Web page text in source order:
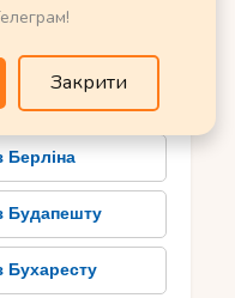
світу своєю
в світ
Паттайя
вечірніми
і барів.
на
на
спуститися по
Берліна
Будапешту
Бухаресту
Закрити